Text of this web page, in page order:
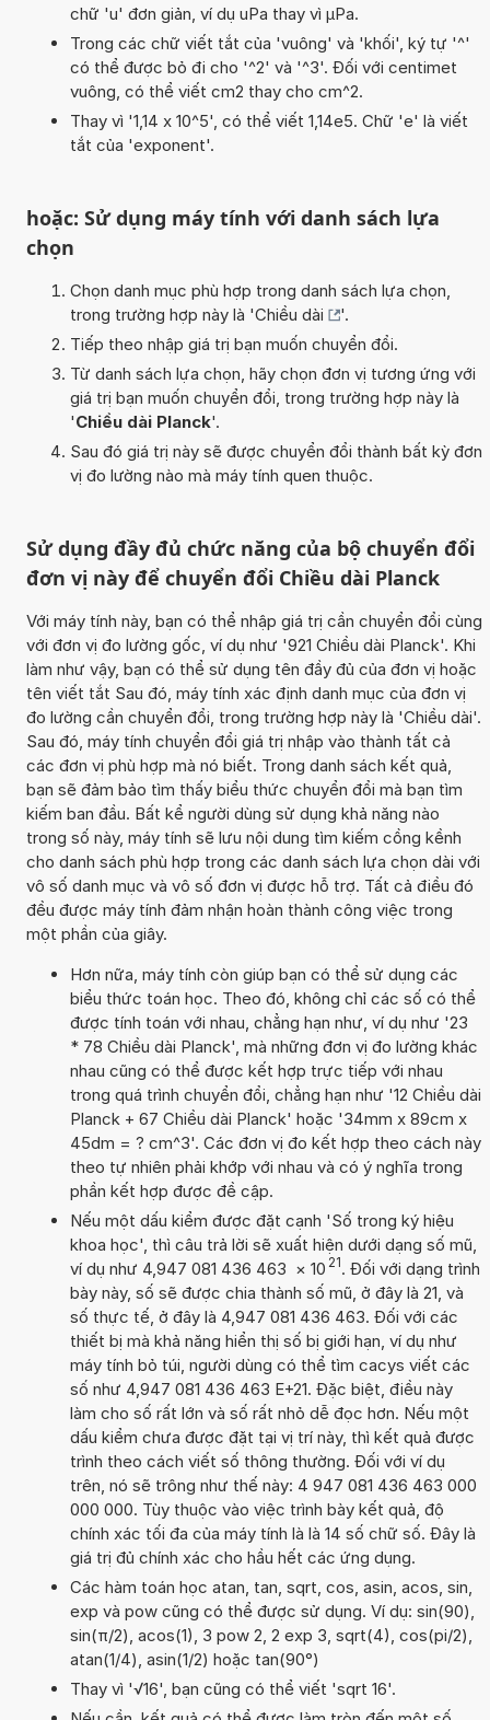
chữ 'u' đơn giản, ví dụ uPa thay vì µPa.
Trong các chữ viết tắt của 'vuông' và 'khối', ký tự '^'
có thể được bỏ đi cho '^2' và '^3'. Đối với centimet
vuông, có thể viết cm2 thay cho cm^2.
Thay vì '1,14 x 10^5', có thể viết 1,14e5. Chữ 'e' là viết
tắt của 'exponent'.
hoặc: Sử dụng máy tính với danh sách lựa
chọn
Chọn danh mục phù hợp trong danh sách lựa chọn,
trong trường hợp này là 'Chiều dài
'.
Tiếp theo nhập giá trị bạn muốn chuyển đổi.
Từ danh sách lựa chọn, hãy chọn đơn vị tương ứng với
giá trị bạn muốn chuyển đổi, trong trường hợp này là
'Chiều dài Planck'.
Sau đó giá trị này sẽ được chuyển đổi thành bất kỳ đơn
vị đo lường nào mà máy tính quen thuộc.
Sử dụng đầy đủ chức năng của bộ chuyển đổi
đơn vị này để chuyển đổi Chiều dài Planck
Với máy tính này, bạn có thể nhập giá trị cần chuyển đổi cùng
với đơn vị đo lường gốc, ví dụ như '921 Chiều dài Planck'. Khi
làm như vậy, bạn có thể sử dụng tên đầy đủ của đơn vị hoặc
tên viết tắt Sau đó, máy tính xác định danh mục của đơn vị
đo lường cần chuyển đổi, trong trường hợp này là 'Chiều dài'.
Sau đó, máy tính chuyển đổi giá trị nhập vào thành tất cả
các đơn vị phù hợp mà nó biết. Trong danh sách kết quả,
bạn sẽ đảm bảo tìm thấy biểu thức chuyển đổi mà bạn tìm
kiếm ban đầu. Bất kể người dùng sử dụng khả năng nào
trong số này, máy tính sẽ lưu nội dung tìm kiếm cồng kềnh
cho danh sách phù hợp trong các danh sách lựa chọn dài với
vô số danh mục và vô số đơn vị được hỗ trợ. Tất cả điều đó
đều được máy tính đảm nhận hoàn thành công việc trong
một phần của giây.
Hơn nữa, máy tính còn giúp bạn có thể sử dụng các
biểu thức toán học. Theo đó, không chỉ các số có thể
được tính toán với nhau, chẳng hạn như, ví dụ như '23
* 78 Chiều dài Planck', mà những đơn vị đo lường khác
nhau cũng có thể được kết hợp trực tiếp với nhau
trong quá trình chuyển đổi, chẳng hạn như '12 Chiều dài
Planck + 67 Chiều dài Planck' hoặc '34mm x 89cm x
45dm = ? cm^3'. Các đơn vị đo kết hợp theo cách này
theo tự nhiên phải khớp với nhau và có ý nghĩa trong
phần kết hợp được đề cập.
Nếu một dấu kiểm được đặt cạnh 'Số trong ký hiệu
khoa học', thì câu trả lời sẽ xuất hiện dưới dạng số mũ,
ví dụ như 4,947 081 436 463 × 10 21. Đối với dạng trình
bày này, số sẽ được chia thành số mũ, ở đây là 21, và
số thực tế, ở đây là 4,947 081 436 463. Đối với các
thiết bị mà khả năng hiển thị số bị giới hạn, ví dụ như
máy tính bỏ túi, người dùng có thể tìm cacys viết các
số như 4,947 081 436 463 E+21. Đặc biệt, điều này
làm cho số rất lớn và số rất nhỏ dễ đọc hơn. Nếu một
dấu kiểm chưa được đặt tại vị trí này, thì kết quả được
trình theo cách viết số thông thường. Đối với ví dụ
trên, nó sẽ trông như thế này: 4 947 081 436 463 000
000 000. Tùy thuộc vào việc trình bày kết quả, độ
chính xác tối đa của máy tính là là 14 số chữ số. Đây là
giá trị đủ chính xác cho hầu hết các ứng dụng.
Các hàm toán học atan, tan, sqrt, cos, asin, acos, sin,
exp và pow cũng có thể được sử dụng. Ví dụ: sin(90),
sin(π/2), acos(1), 3 pow 2, 2 exp 3, sqrt(4), cos(pi/2),
atan(1/4), asin(1/2) hoặc tan(90°)
Thay vì '√16', bạn cũng có thể viết 'sqrt 16'.